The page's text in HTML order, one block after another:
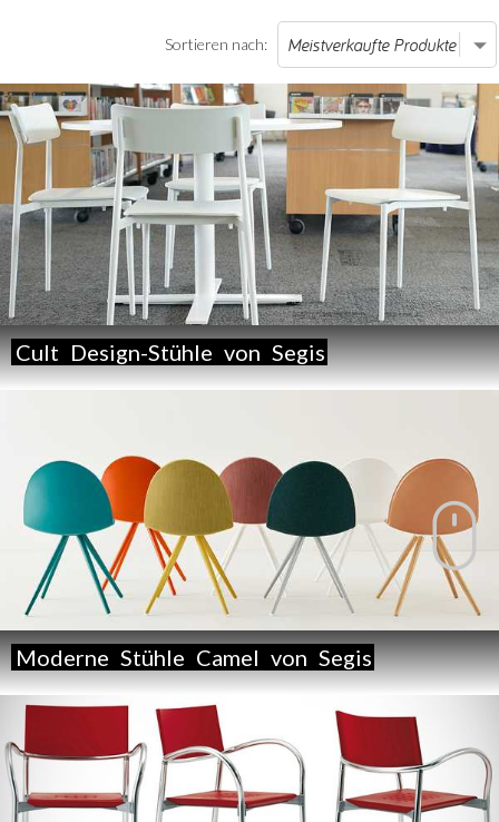
Sortieren nach:
Cult Design-Stühle von Segis
Moderne Stühle Camel von Segis